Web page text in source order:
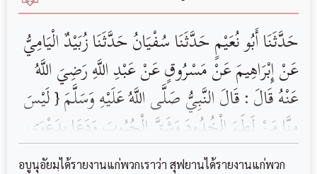
حَدَّثَنَا أَبُو نُعَيْمٍ حَدَّثَنَا سُفْيَانُ حَدَّثَنَا زُبَيْدٌ الْيَامِيُّ
عَنْ إِبْرَاهِيمَ عَنْ مَسْرُوقٍ عَنْ عَبْدِ اللَّهِ رَضِيَ اللَّهُ
عَنْهُ قَالَ : قَالَ النَّبِيُّ صَلَّى اللَّهُ عَلَيْهِ وَسَلَّمَ { لَيْسَ
مِنَّا مَنْ لَطَمَ الْخُدُودَ وَشَقَّ الْجُيُوبَ وَدَعَا بِدَعْوَى
الْجَاهِلِيَّةِ }
อบูนุอัยมฺได้รายงานแก่พวกเราว่า สุฟยานได้รายงานแก่พวก